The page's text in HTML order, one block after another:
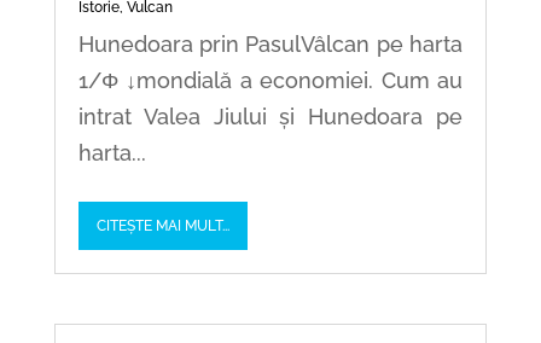
Istorie, Vulcan
Hunedoara prin PasulVâlcan pe harta
1/Φ ↓mondială a economiei. Cum au
intrat Valea Jiului și Hunedoara pe
harta...
CITEȘTE MAI MULT...